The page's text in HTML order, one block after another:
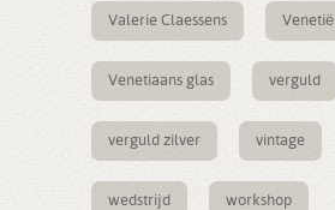
Valerie Claessens Venetië
Venetiaans glas verguld
verguld zilver vintage
wedstrijd workshop